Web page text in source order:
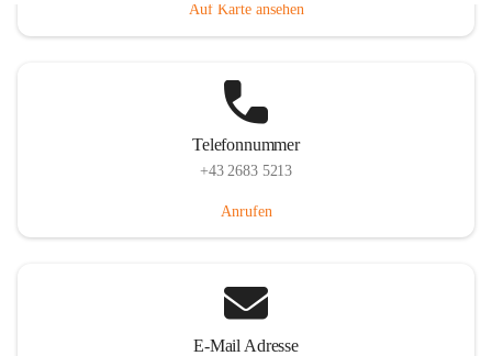
Auf Karte ansehen
Telefonnummer
+43 2683 5213
Anrufen
E-Mail Adresse